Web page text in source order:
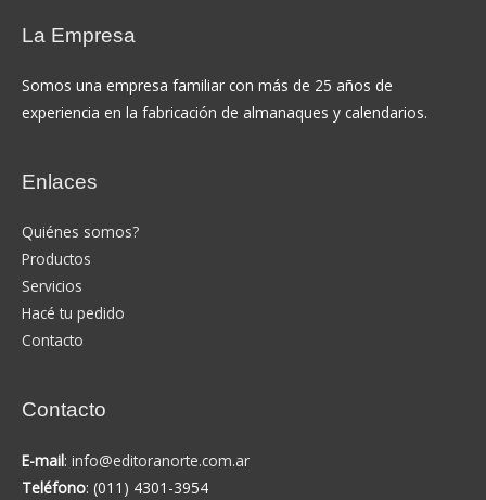
La Empresa
Somos una empresa familiar con más de 25 años de
experiencia en la fabricación de almanaques y calendarios.
Enlaces
Quiénes somos?
Productos
Servicios
Hacé tu pedido
Contacto
Contacto
E-mail: info@editoranorte.com.ar
Teléfono: (011) 4301-3954